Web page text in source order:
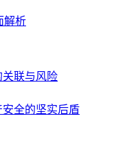
解析
关联与风险
安全的坚实后盾